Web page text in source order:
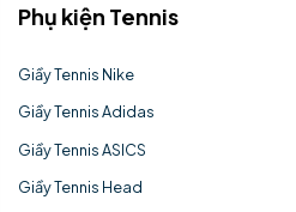
Phụ kiện Tennis
Giầy Tennis Nike
Giầy Tennis Adidas
Giầy Tennis ASICS
Giầy Tennis Head